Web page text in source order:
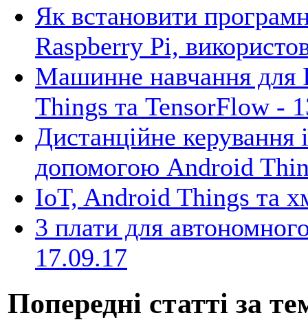
Як встановити
Raspberry Pi,
Машинне навчання для
Things та TensorFlow -
Дистанційне керування
допомогою Android
IoT, Android Things та
3 плати для
17.09.17
Попередні статті за